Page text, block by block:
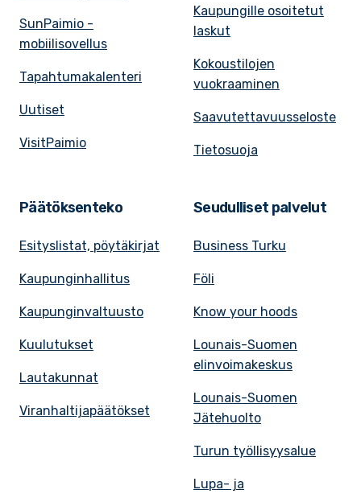
SunPaimio -
mobiilisovellus
Tapahtumakalenteri
Uutiset
VisitPaimio
Kaupungille osoitetut
laskut
Kokoustilojen
vuokraaminen
Saavutettavuusseloste
Tietosuoja
Päätöksenteko
Esityslistat, pöytäkirjat
Kaupunginhallitus
Kaupunginvaltuusto
Kuulutukset
Lautakunnat
Viranhaltijapäätökset
Seudulliset palvelut
Business Turku
Föli
Know your hoods
Lounais-Suomen
elinvoimakeskus
Lounais-Suomen
Jätehuolto
Turun työllisyysalue
Lupa- ja